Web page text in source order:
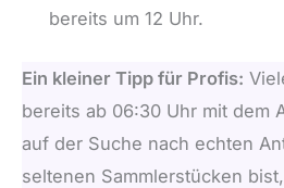
bereits um 12 Uhr.
Ein kleiner Tipp für Profis:
bereits ab 06:30 Uhr mit dem
auf der Suche nach echten
seltenen Sammlerstücken